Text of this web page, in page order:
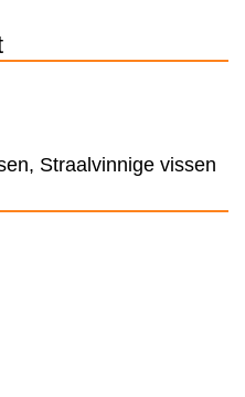
Straalvinnige vissen